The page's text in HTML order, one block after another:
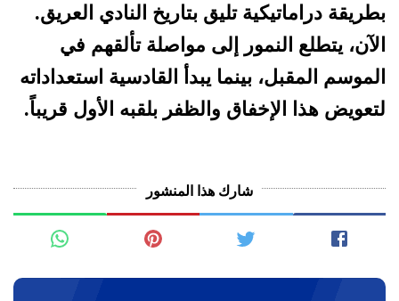
بطريقة دراماتيكية تليق بتاريخ النادي العريق.
الآن، يتطلع النمور إلى مواصلة تألقهم في
الموسم المقبل، بينما يبدأ القادسية استعداداته
لتعويض هذا الإخفاق والظفر بلقبه الأول قريباً.
شارك هذا المنشور